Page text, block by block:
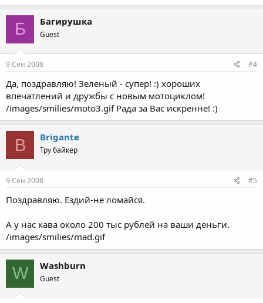
Б Багирушка
Guest
9 Сен 2008 #4
Да, поздравляю! Зеленый - супер! :) хороших
впечатлений и дружбы с новым мотоциклом!
/images/smilies/moto3.gif Рада за Вас искренне! :)
B Brigante
Тру байкер
9 Сен 2008 #5
Поздравляю. Ездий-не ломайся.
А у нас кава около 200 тыс рублей на ваши деньги.
/images/smilies/mad.gif
W Washburn
Guest